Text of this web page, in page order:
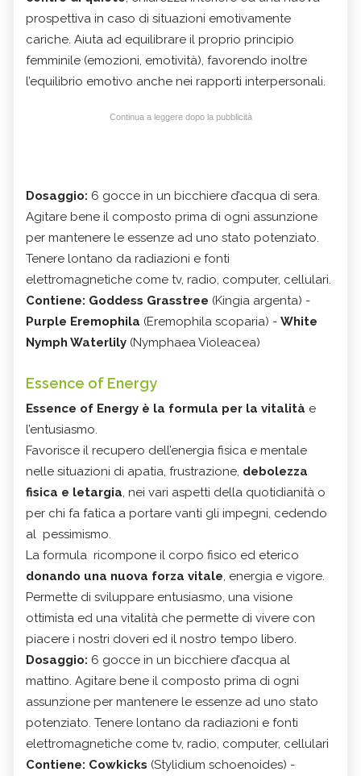
prospettiva in caso di situazioni emotivamente
cariche. Aiuta ad equilibrare il proprio principio
femminile (emozioni, emotività), favorendo inoltre
l’equilibrio emotivo anche nei rapporti interpersonali.
Continua a leggere dopo la pubblicità
Dosaggio: 6 gocce in un bicchiere d’acqua di sera.
Agitare bene il composto prima di ogni assunzione
per mantenere le essenze ad uno stato potenziato.
Tenere lontano da radiazioni e fonti
elettromagnetiche come tv, radio, computer, cellulari.
Contiene: Goddess Grasstree (Kingia argenta) -
Purple Eremophila (Eremophila scoparia) - White
Nymph Waterlily (Nymphaea Violeacea)
Essence of Energy
Essence of Energy è la formula per la vitalità e
l’entusiasmo.
Favorisce il recupero dell’energia fisica e mentale
nelle situazioni di apatia, frustrazione, debolezza
fisica e letargia, nei vari aspetti della quotidianità o
per chi fa fatica a portare vanti gli impegni, cedendo
al pessimismo.
La formula ricompone il corpo fisico ed eterico
donando una nuova forza vitale, energia e vigore.
Permette di sviluppare entusiasmo, una visione
ottimista ed una vitalità che permette di vivere con
piacere i nostri doveri ed il nostro tempo libero.
Dosaggio: 6 gocce in un bicchiere d’acqua al
mattino. Agitare bene il composto prima di ogni
assunzione per mantenere le essenze ad uno stato
potenziato. Tenere lontano da radiazioni e fonti
elettromagnetiche come tv, radio, computer, cellulari
Contiene: Cowkicks (Stylidium schoenoides) -